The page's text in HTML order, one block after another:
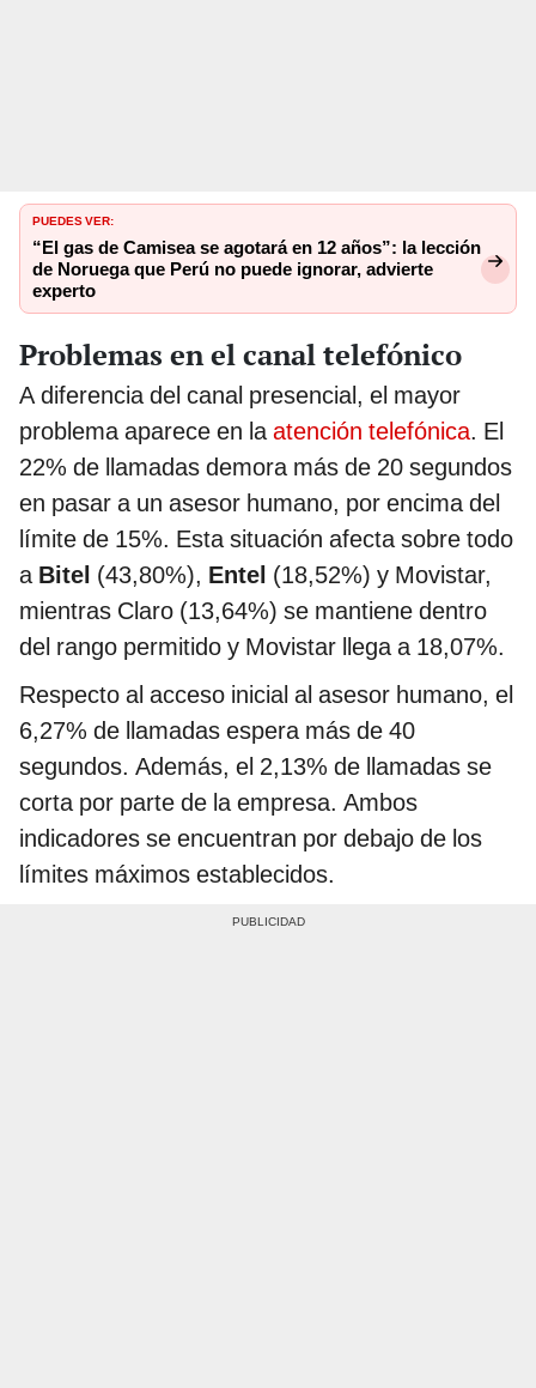
PUEDES VER:
“El gas de Camisea se agotará en 12 años”: la lección
de Noruega que Perú no puede ignorar, advierte
experto
Problemas en el canal telefónico
A diferencia del canal presencial, el mayor
problema aparece en laatención telefónica. El
22% de llamadas demora más de 20 segundos
en pasar a un asesor humano, por encima del
límite de 15%. Esta situación afecta sobre todo
a Bitel (43,80%), Entel (18,52%) y Movistar,
mientras Claro (13,64%) se mantiene dentro
del rango permitido y Movistar llega a 18,07%.
Respecto al acceso inicial al asesor humano, el
6,27% de llamadas espera más de 40
segundos. Además, el 2,13% de llamadas se
corta por parte de la empresa. Ambos
indicadores se encuentran por debajo de los
límites máximos establecidos.